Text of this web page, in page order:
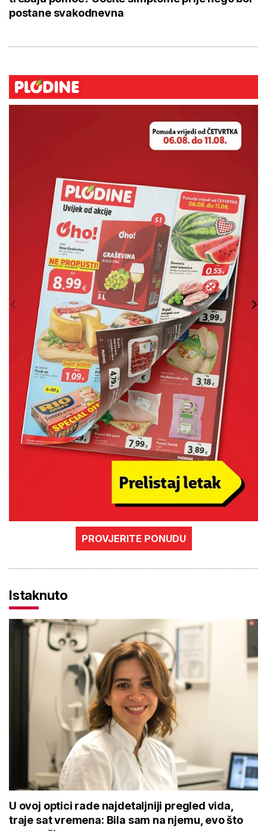
postane svakodnevna
PROVJERITE PONUDU
Istaknuto
U ovoj optici rade najdetaljniji pregled vida,
traje sat vremena: Bila sam na njemu, evo što